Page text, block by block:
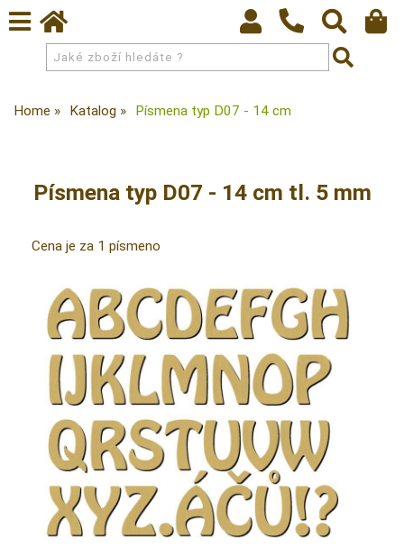
Home Katalog Písmena typ D07 - 14 cm
Písmena typ D07 - 14 cm tl. 5 mm
Cena je za 1 písmeno